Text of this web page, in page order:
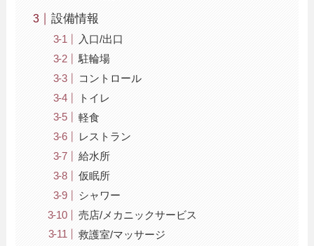
設備情報
入口/出口
駐輪場
コントロール
トイレ
軽食
レストラン
給水所
仮眠所
シャワー
売店/メカニックサービス
救護室/マッサージ